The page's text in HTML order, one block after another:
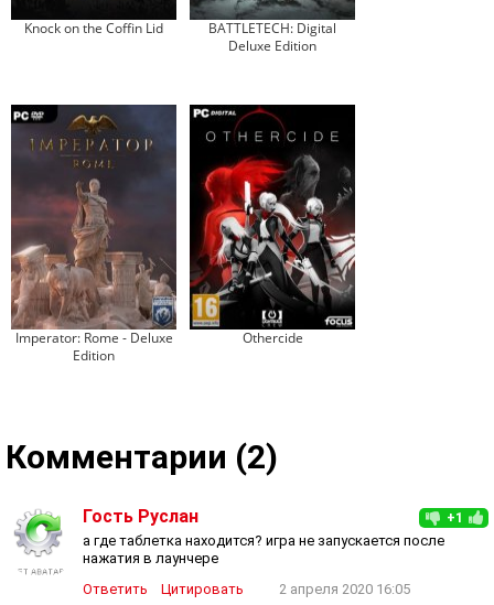
Knock on the Coffin Lid
BATTLETECH: Digital
Deluxe Edition
Imperator: Rome - Deluxe
Edition
Othercide
Комментарии (2)
+1
Гость Руслан
а где таблетка находится? игра не запускается после
нажатия в лаунчере
Ответить
Цитировать 2 апреля 2020 16:05